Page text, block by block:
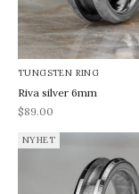
TUNGSTEN RING
Riva silver 6mm
REA-pris
$89.00
NYHET